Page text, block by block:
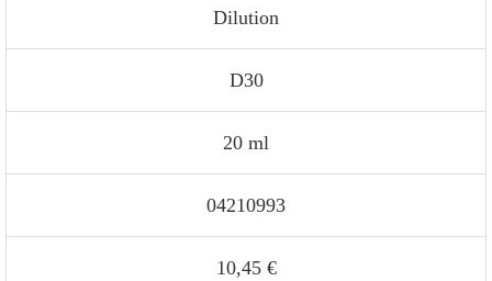
Dilution
D30
20 ml
04210993
10,45 €